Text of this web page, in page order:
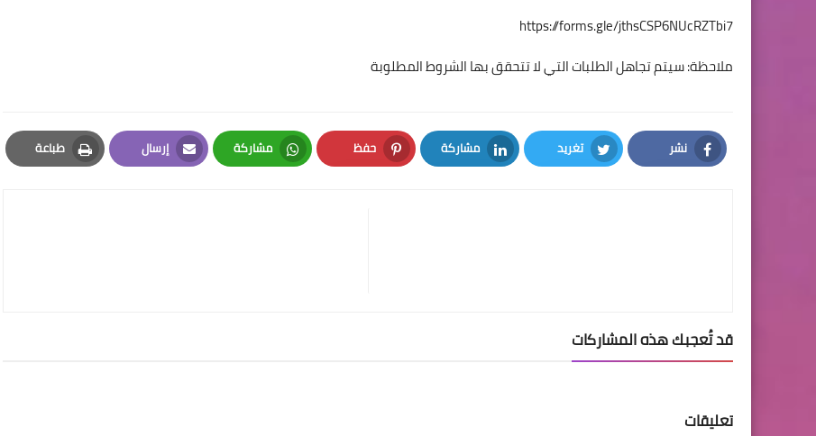
https://forms.gle/jthsCSP6NUcRZTbi7
ملاحظة: سيتم تجاهل الطلبات التي لا تتحقق بها الشروط المطلوبة
نشر
Facebook
تغريد
Twitter
مشاركة
LinkedIn
حفظ
Pinterest
مشاركة
Whatsapp
إرسال
Email
طباعة
Print
قد تُعجبك هذه المشاركات
تعليقات